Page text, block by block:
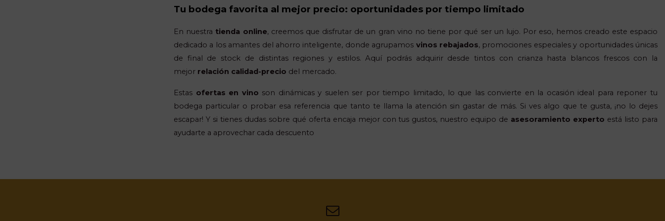
Tu bodega favorita al mejor precio: oportunidades por tiempo limitado
En nuestra tienda online, creemos que disfrutar de un gran vino no tiene por qué ser un lujo. Por eso, hemos creado este espacio
dedicado a los amantes del ahorro inteligente, donde agrupamos vinos rebajados, promociones especiales y oportunidades únicas
de final de stock de distintas regiones y estilos. Aquí podrás adquirir desde tintos con crianza hasta blancos frescos con la
mejor relación calidad-precio del mercado.
Estas ofertas en vino son dinámicas y suelen ser por tiempo limitado, lo que las convierte en la ocasión ideal para reponer tu
bodega particular o probar esa referencia que tanto te llama la atención sin gastar de más. Si ves algo que te gusta, ¡no lo dejes
escapar! Y si tienes dudas sobre qué oferta encaja mejor con tus gustos, nuestro equipo de asesoramiento experto está listo para
ayudarte a aprovechar cada descuento